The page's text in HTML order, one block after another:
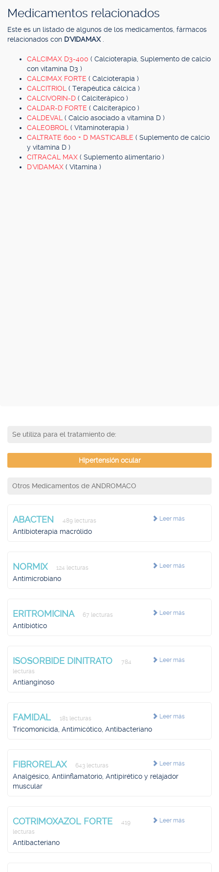
Medicamentos relacionados
Este es un listado de algunos de los medicamentos, fármacos
relacionados con D'VIDAMAX
CALCIMAX D3-400 ( Calcioterapia, Suplemento de calcio
con vitamina D3 )
CALCIMAX FORTE ( Calcioterapia )
CALCITRIOL ( Terapéutica cálcica )
CALCIVORIN-D ( Calciterápico )
CALDAR-D FORTE ( Calciterápico )
CALDEVAL ( Calcio asociado a vitamina D )
CALEOBROL ( Vitaminoterapia )
CALTRATE 600 + D MASTICABLE ( Suplemento de calcio
y vitamina D )
CITRACAL MAX ( Suplemento alimentario )
D'VIDAMAX ( Vitamina )
Se utiliza para el tratamiento de:
Hipertensión ocular
Otros Medicamentos de ANDROMACO
Leer más
ABACTEN 489 lecturas
Antibioterapia macrólido
Leer más
NORMIX 124 lecturas
Antimicrobiano
Leer más
ERITROMICINA 67 lecturas
Antibiótico
Leer más
ISOSORBIDE DINITRATO
784
lecturas
Antianginoso
Leer más
FAMIDAL 181 lecturas
Tricomonicida, Antimicótico, Antibacteriano
Leer más
FIBRORELAX 643 lecturas
Analgésico, Antiinflamatorio, Antipirético y relajador
muscular
Leer más
COTRIMOXAZOL FORTE
419
lecturas
Antibacteriano